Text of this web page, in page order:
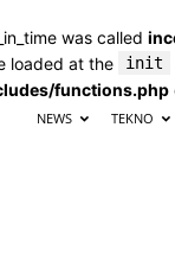
was called
loaded at the
init
functions.php
NEWS TEKNO